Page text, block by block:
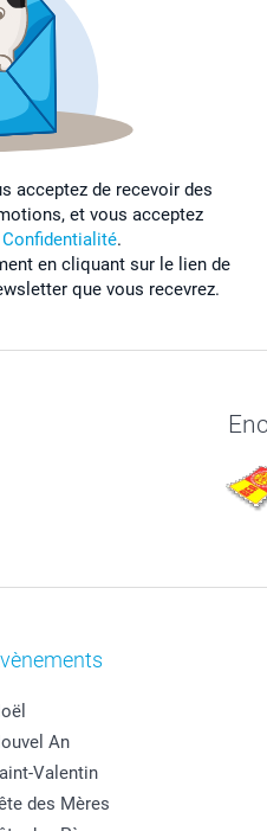
acceptez de recevoir des
et vous acceptez
.
en cliquant sur le lien de
que vous recevrez.
An
Valentin
des Mères